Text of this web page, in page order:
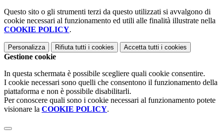
Questo sito o gli strumenti terzi da questo utilizzati si avvalgono di
cookie necessari al funzionamento ed utili alle finalità illustrate nella
COOKIE POLICY.
Personalizza Rifiuta tutti i cookies Accetta tutti i cookies
Gestione cookie
In questa schermata è possibile scegliere quali cookie consentire.
I cookie necessari sono quelli che consentono il funzionamento della
piattaforma e non è possibile disabilitarli.
Per conoscere quali sono i cookie necessari al funzionamento potete
visionare la COOKIE POLICY.